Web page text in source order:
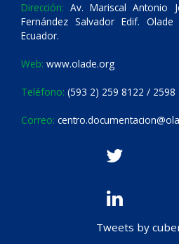
Dirección: Av. Mariscal Antonio
Fernández Salvador Edif.
Ecuador.
Web: www.olade.org
Teléfono: (593 2) 259 8122 / 2598
Correo:
Tweets by